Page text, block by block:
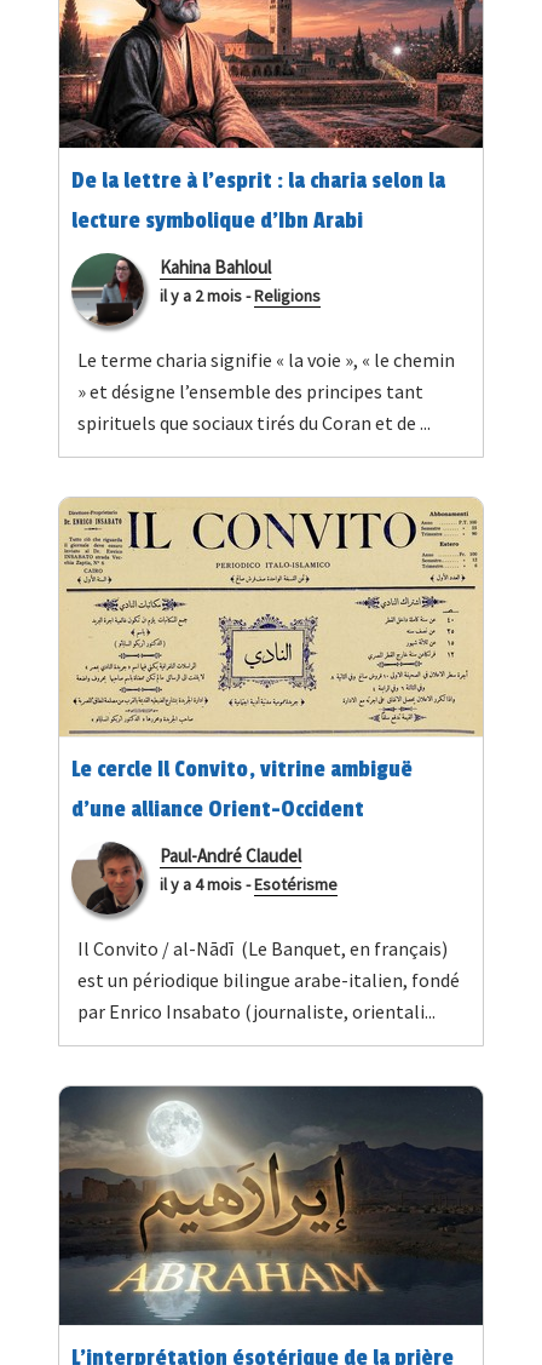
De la lettre à l’esprit : la charia selon la
lecture symbolique d’Ibn Arabi
Kahina Bahloul
il y a 2 mois-Religions
Le terme charia signifie « la voie », « le chemin
» et désigne l’ensemble des principes tant
spirituels que sociaux tirés du Coran et de ...
Le cercle Il Convito, vitrine ambiguë
d’une alliance Orient-Occident
Paul-André Claudel
il y a 4 mois-Esotérisme
Il Convito / al-Nādī (Le Banquet, en français)
est un périodique bilingue arabe-italien, fondé
par Enrico Insabato (journaliste, orientali...
L’interprétation ésotérique de la prière